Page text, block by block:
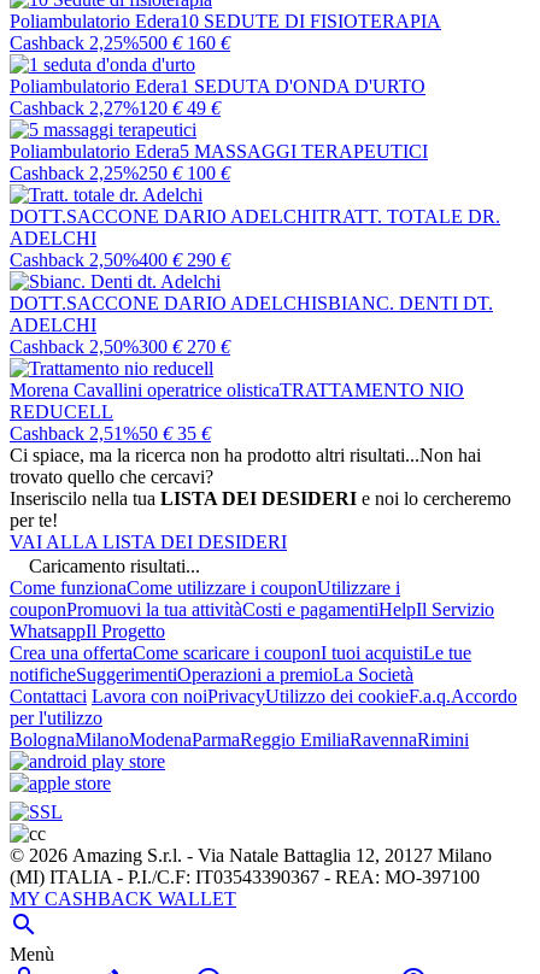
Poliambulatorio Edera10 SEDUTE DI FISIOTERAPIA
Cashback 2,25%500 € 160 €
Poliambulatorio Edera1 SEDUTA D'ONDA D'URTO
Cashback 2,27%120 € 49 €
Poliambulatorio Edera5 MASSAGGI TERAPEUTICI
Cashback 2,25%250 € 100 €
DOTT.SACCONE DARIO ADELCHITRATT. TOTALE DR.
ADELCHI
Cashback 2,50%400 € 290 €
DOTT.SACCONE DARIO ADELCHISBIANC. DENTI DT.
ADELCHI
Cashback 2,50%300 € 270 €
Morena Cavallini operatrice olisticaTRATTAMENTO NIO
REDUCELL
Cashback 2,51%50 € 35 €
Ci spiace, ma la ricerca non ha prodotto altri risultati...Non hai
trovato quello che cercavi?
Inseriscilo nella tua LISTA DEI DESIDERI e noi lo cercheremo
per te!
VAI ALLA LISTA DEI DESIDERI
Caricamento risultati...
Come funzionaCome utilizzare i couponUtilizzare i
couponPromuovi la tua attivitàCosti e pagamentiHelpIl Servizio
WhatsappIl Progetto
Crea una offertaCome scaricare i couponI tuoi acquistiLe tue
notificheSuggerimentiOperazioni a premioLa Società
Contattaci Lavora con noiPrivacyUtilizzo dei cookieF.a.q.Accordo
per l'utilizzo
BolognaMilanoModenaParmaReggio EmiliaRavennaRimini
© 2026 Amazing S.r.l. - Via Natale Battaglia 12, 20127 Milano
(MI) ITALIA - P.I./C.F: IT03543390367 - REA: MO-397100
MY CASHBACK WALLET

Menù